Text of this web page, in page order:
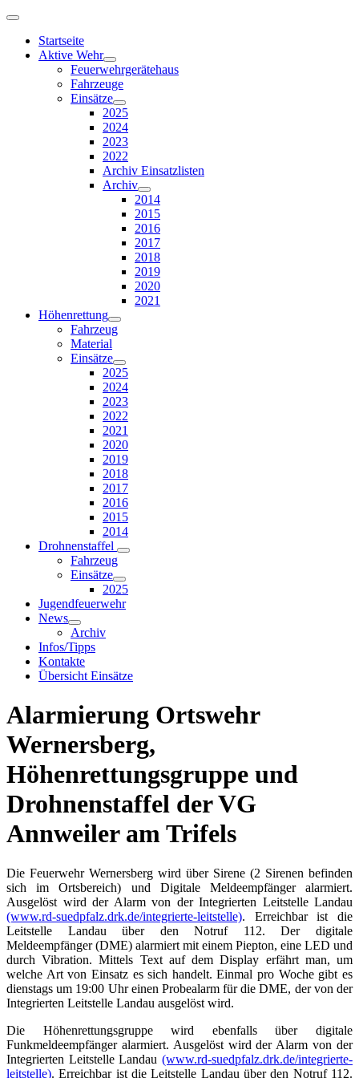
Startseite
Aktive Wehr
Feuerwehrgerätehaus
Fahrzeuge
Einsätze
2025
2024
2023
2022
Archiv Einsatzlisten
Archiv
2014
2015
2016
2017
2018
2019
2020
2021
Höhenrettung
Fahrzeug
Material
Einsätze
2025
2024
2023
2022
2021
2020
2019
2018
2017
2016
2015
2014
Drohnenstaffel
Fahrzeug
Einsätze
2025
Jugendfeuerwehr
News
Archiv
Infos/Tipps
Kontakte
Übersicht Einsätze
Alarmierung Ortswehr
Wernersberg,
Höhenrettungsgruppe und
Drohnenstaffel der VG
Annweiler am Trifels
Die Feuerwehr Wernersberg wird über Sirene (2 Sirenen befinden
sich im Ortsbereich) und Digitale Meldeempfänger alarmiert.
Ausgelöst wird der Alarm von der Integrierten Leitstelle Landau
(www.rd-suedpfalz.drk.de/integrierte-leitstelle). Erreichbar ist die
Leitstelle Landau über den Notruf 112. Der digitale
Meldeempfänger (DME) alarmiert mit einem Piepton, eine LED und
durch Vibration. Mittels Text auf dem Display erfährt man, um
welche Art von Einsatz es sich handelt. Einmal pro Woche gibt es
dienstags um 19:00 Uhr einen Probealarm für die DME, der von der
Integrierten Leitstelle Landau ausgelöst wird.
Die Höhenrettungsgruppe wird ebenfalls über digitale
Funkmeldeempfänger alarmiert. Ausgelöst wird der Alarm von der
Integrierten Leitstelle Landau (www.rd-suedpfalz.drk.de/integrierte-
leitstelle). Erreichbar ist die Leitstelle Landau über den Notruf 112.